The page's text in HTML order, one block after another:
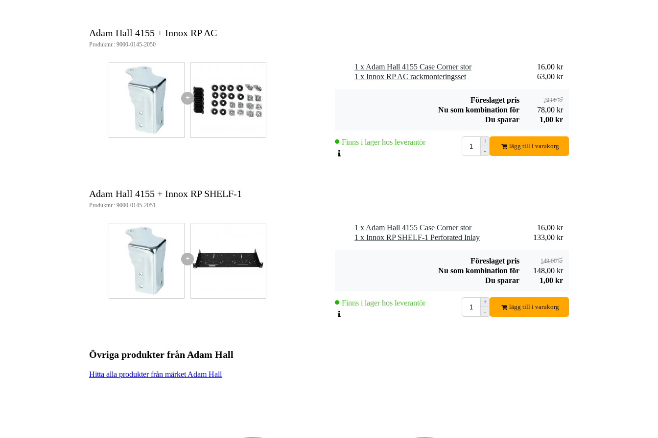
Adam Hall 4155 + Innox RP AC
Produktnr.: 9000-0145-2050
+
1 x Adam Hall 4155 Case Corner stor
16,00 kr
1 x Innox RP AC rackmonteringsset
63,00 kr
Föreslaget pris 79,00 kr
Nu som kombination för
78,00 kr
Du sparar
1,00 kr
Finns i lager hos leverantör
+
-
lägg till i varukorg
Adam Hall 4155 + Innox RP SHELF-1
Produktnr.: 9000-0145-2051
+
1 x Adam Hall 4155 Case Corner stor
16,00 kr
1 x Innox RP SHELF-1 Perforated Inlay
133,00 kr
Föreslaget pris 149,00 kr
Nu som kombination för
148,00 kr
Du sparar
1,00 kr
Finns i lager hos leverantör
+
-
lägg till i varukorg
Övriga produkter från Adam Hall
Hitta alla produkter från märket Adam Hall